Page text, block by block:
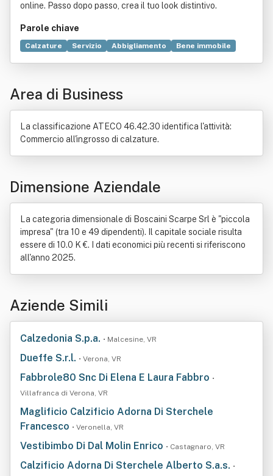
online. Passo dopo passo, crea il tuo look distintivo.
Parole chiave
Calzature Servizio Abbigliamento
Bene immobile
Area di Business
La classificazione ATECO 46.42.30 identifica l'attività:
Commercio all'ingrosso di calzature.
Dimensione Aziendale
La categoria dimensionale di Boscaini Scarpe Srl è "piccola
impresa" (tra 10 e 49 dipendenti). Il capitale sociale risulta
essere di 10.0 K €. I dati economici più recenti si riferiscono
all'anno 2025.
Aziende Simili
Calzedonia S.p.a. • Malcesine, VR
Dueffe S.r.l. • Verona, VR
Fabbrole80 Snc Di Elena E Laura Fabbro •
Villafranca di Verona, VR
Maglificio Calzificio Adorna Di Sterchele
Francesco • Veronella, VR
Vestibimbo Di Dal Molin Enrico • Castagnaro, VR
Calzificio Adorna Di Sterchele Alberto S.a.s. •